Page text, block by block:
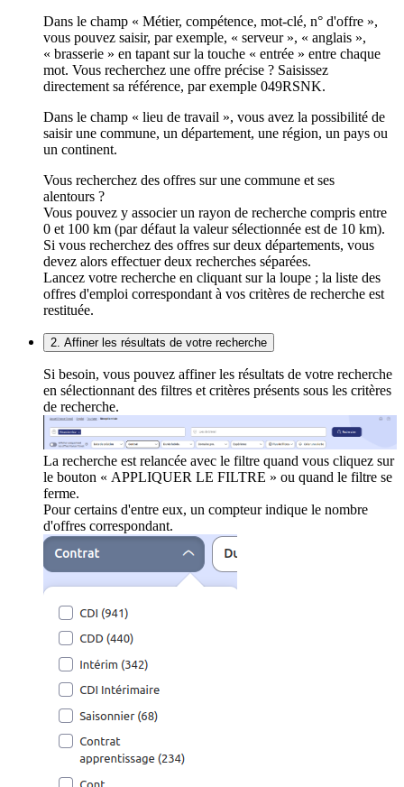
Dans le champ « Métier, compétence, mot-clé, n° d'offre »,
vous pouvez saisir, par exemple, « serveur », « anglais »,
« brasserie » en tapant sur la touche « entrée » entre chaque
mot. Vous recherchez une offre précise ? Saisissez
directement sa référence, par exemple 049RSNK.
Dans le champ « lieu de travail », vous avez la possibilité de
saisir une commune, un département, une région, un pays ou
un continent.
Vous recherchez des offres sur une commune et ses
alentours ?
Vous pouvez y associer un rayon de recherche compris entre
0 et 100 km (par défaut la valeur sélectionnée est de 10 km).
Si vous recherchez des offres sur deux départements, vous
devez alors effectuer deux recherches séparées.
Lancez votre recherche en cliquant sur la loupe ; la liste des
offres d'emploi correspondant à vos critères de recherche est
restituée.
2. Affiner les résultats de votre recherche
Si besoin, vous pouvez affiner les résultats de votre recherche
en sélectionnant des filtres et critères présents sous les critères
de recherche.
La recherche est relancée avec le filtre quand vous cliquez sur
le bouton « APPLIQUER LE FILTRE » ou quand le filtre se
ferme.
Pour certains d'entre eux, un compteur indique le nombre
d'offres correspondant.